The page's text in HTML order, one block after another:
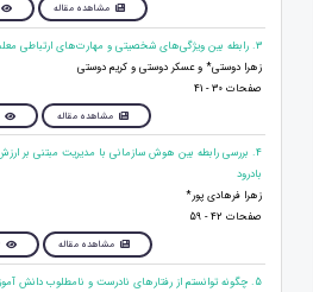
مشاهده مقاله
3. رابطه بین ویژگی‌های شخصیتی و مهارت‌های ارتباطی معلمان با پیشرفت تحصیلی دانش آموزان
زهرا دوستی* و عسکر دوستی و کریم دوستی
صفحات 30 - 41
مشاهده مقاله
4. بررسی رابطه بین هوش سازمانی با مدیریت مبتنی بر
بادرود
زهرا فرهادی پور*
صفحات 42 - 59
مشاهده مقاله
5. چگونه توانستم از رفتارهای نادرست و نامطلوب دانش آموزان در کلاس درس پیشگیری کنم؟